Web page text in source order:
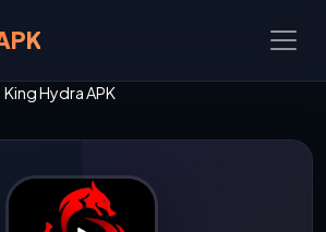
King Hydra APK